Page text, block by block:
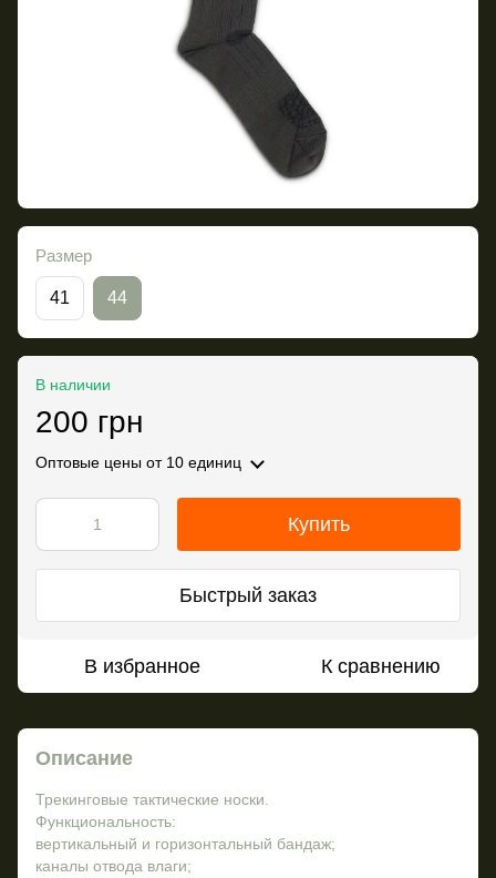
Размер
41 44
В наличии
200 грн
Оптовые цены от 10 единиц
Купить
Быстрый заказ
В избранное К сравнению
Описание
Трекинговые тактические носки.
Функциональность:
вертикальный и горизонтальный бандаж;
каналы отвода влаги;